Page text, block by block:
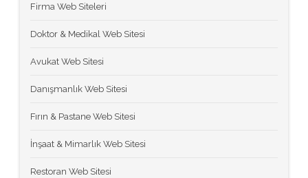
Firma Web Siteleri
Doktor & Medikal Web Sitesi
Avukat Web Sitesi
Danışmanlık Web Sitesi
Fırın & Pastane Web Sitesi
İnşaat & Mimarlık Web Sitesi
Restoran Web Sitesi